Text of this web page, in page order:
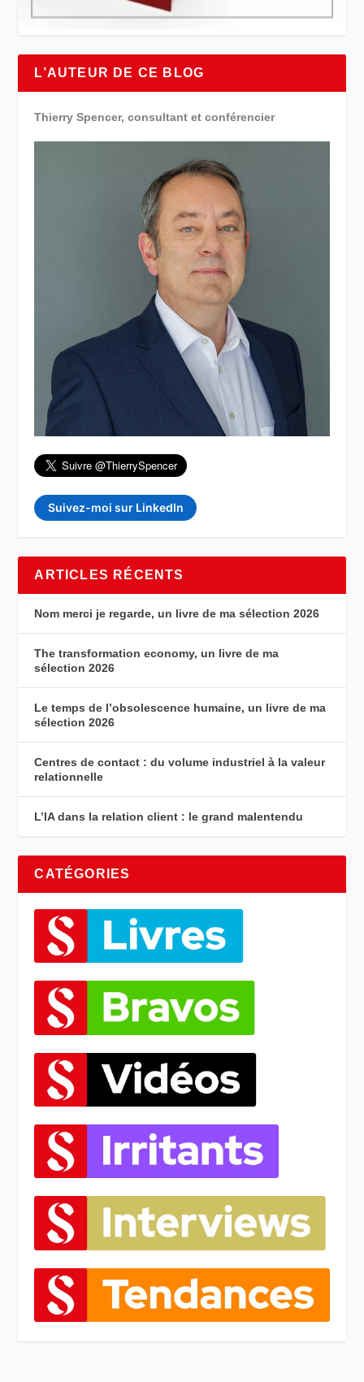
L’AUTEUR DE CE BLOG
Thierry Spencer, consultant et conférencier
Suivez-moi sur LinkedIn
ARTICLES RÉCENTS
Nom merci je regarde, un livre de ma sélection 2026
The transformation economy, un livre de ma
sélection 2026
Le temps de l’obsolescence humaine, un livre de ma
sélection 2026
Centres de contact : du volume industriel à la valeur
relationnelle
L’IA dans la relation client : le grand malentendu
CATÉGORIES